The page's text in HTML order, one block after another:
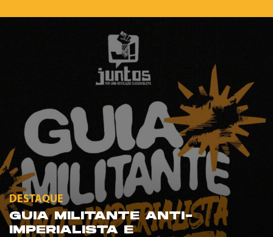
DESTAQUE
GUIA MILITANTE ANTI-
IMPERIALISTA E